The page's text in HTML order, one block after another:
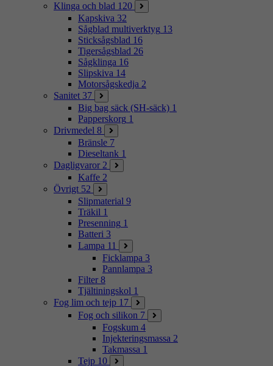
Klinga och blad 120
Kapskiva 32
Sågblad multiverktyg 13
Sticksågsblad 16
Tigersågsblad 26
Sågklinga 16
Slipskiva 14
Motorsågskedja 2
Sanitet 37
Big bag säck (SH-säck) 1
Papperskorg 1
Drivmedel 8
Bränsle 7
Dieseltank 1
Dagligvaror 2
Kaffe 2
Övrigt 52
Slipmaterial 9
Träkil 1
Presenning 1
Batteri 3
Lampa 11
Ficklampa 3
Pannlampa 3
Filter 8
Tjältiningskol 1
Fog lim och tejp 17
Fog och silikon 7
Fogskum 4
Injekteringsmassa 2
Takmassa 1
Tejp 10